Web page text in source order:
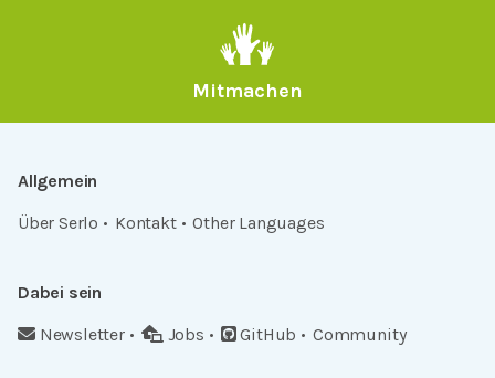
Mitmachen
Allgemein
Über Serlo
Kontakt Other Languages
Dabei sein
Newsletter
Jobs GitHub Community